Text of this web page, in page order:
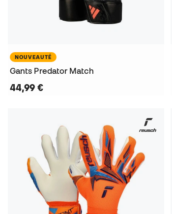
NOUVEAUTÉ
Gants Predator Match
44,99 €